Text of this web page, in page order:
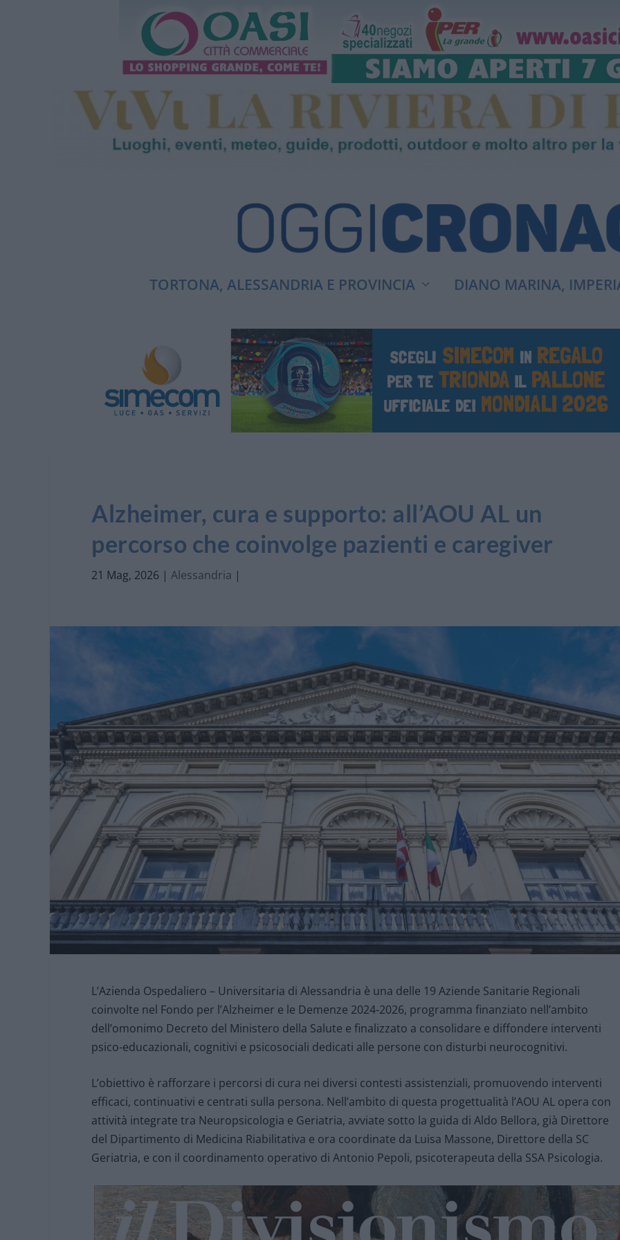
TORTONA, ALESSANDRIA E PROVINCIA DIANO MARINA,
Alzheimer, cura e supporto: all’AOU AL un
percorso che coinvolge pazienti e caregiver
21 Mag, 2026 | Alessandria |
L’Azienda Ospedaliero – Universitaria di Alessandria è una delle 19 Aziende Sanitarie Regionali
coinvolte nel Fondo per l’Alzheimer e le Demenze 2024-2026, programma finanziato nell’ambito
dell’omonimo Decreto del Ministero della Salute e finalizzato a consolidare e diffondere interventi
psico-educazionali, cognitivi e psicosociali dedicati alle persone con disturbi neurocognitivi.
L’obiettivo è rafforzare i percorsi di cura nei diversi contesti assistenziali, promuovendo interventi
efficaci, continuativi e centrati sulla persona. Nell’ambito di questa progettualità l’AOU AL opera con
attività integrate tra Neuropsicologia e Geriatria, avviate sotto la guida di Aldo Bellora, già Direttore
del Dipartimento di Medicina Riabilitativa e ora coordinate da Luisa Massone, Direttore della SC
Geriatria, e con il coordinamento operativo di Antonio Pepoli, psicoterapeuta della SSA Psicologia.